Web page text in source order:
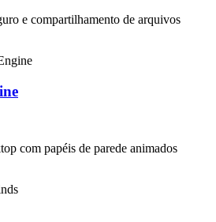
e compartilhamento de arquivos
com papéis de parede animados